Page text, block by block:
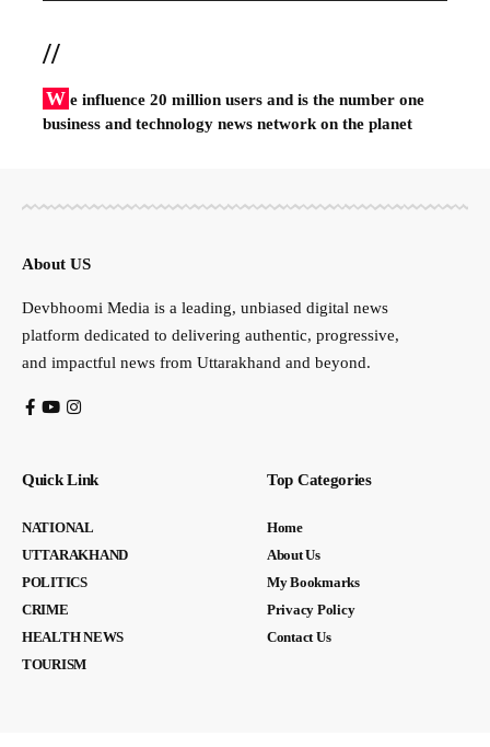
//
W e influence 20 million users and is the number one
business and technology news network on the planet
About US
Devbhoomi Media is a leading, unbiased digital news
platform dedicated to delivering authentic, progressive,
and impactful news from Uttarakhand and beyond.
Quick Link
NATIONAL
UTTARAKHAND
POLITICS
CRIME
HEALTH NEWS
TOURISM
Top Categories
Home
About Us
My Bookmarks
Privacy Policy
Contact Us